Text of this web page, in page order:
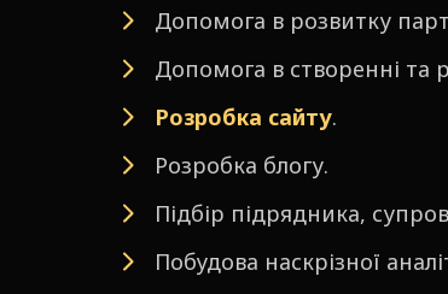
Допомога в розвитку
Допомога в створенні та
Розробка сайту.
Розробка блогу.
Підбір підрядника,
Побудова наскрізної